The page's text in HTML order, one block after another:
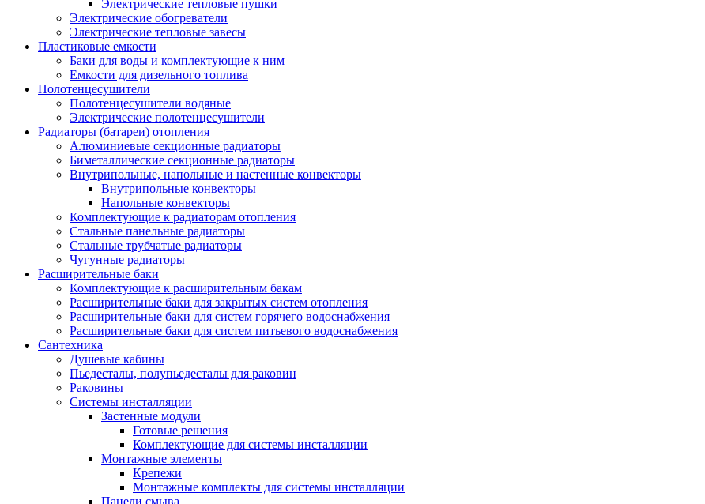
Электрические тепловые пушки
Электрические обогреватели
Электрические тепловые завесы
Пластиковые емкости
Баки для воды и комплектующие к ним
Емкости для дизельного топлива
Полотенцесушители
Полотенцесушители водяные
Электрические полотенцесушители
Радиаторы (батареи) отопления
Алюминиевые секционные радиаторы
Биметаллические секционные радиаторы
Внутрипольные, напольные и настенные конвекторы
Внутрипольные конвекторы
Напольные конвекторы
Комплектующие к радиаторам отопления
Стальные панельные радиаторы
Стальные трубчатые радиаторы
Чугунные радиаторы
Расширительные баки
Комплектующие к расширительным бакам
Расширительные баки для закрытых систем отопления
Расширительные баки для систем горячего водоснабжения
Расширительные баки для систем питьевого водоснабжения
Сантехника
Душевые кабины
Пьедесталы, полупьедесталы для раковин
Раковины
Системы инсталляции
Застенные модули
Готовые решения
Комплектующие для системы инсталляции
Монтажные элементы
Крепежи
Монтажные комплекты для системы инсталляции
Панели смыва